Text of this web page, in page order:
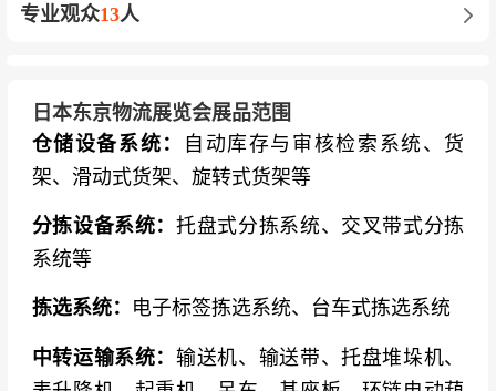
专业观众13人
日本东京物流展览会展品范围
仓储设备系统：
自动库存与审核检索系统、货
架、滑动式货架、旋转式货架等
分拣设备系统：托盘式分拣系统、交叉带式分拣
系统等
拣选系统： 电子标签拣选系统、台车式拣选系统
中转运输系统：输送机、输送带、托盘堆垛机、